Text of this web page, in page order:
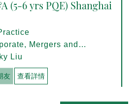
(5-6 yrs PQE) Shanghai
Mergers and
Liu
友 查看詳情